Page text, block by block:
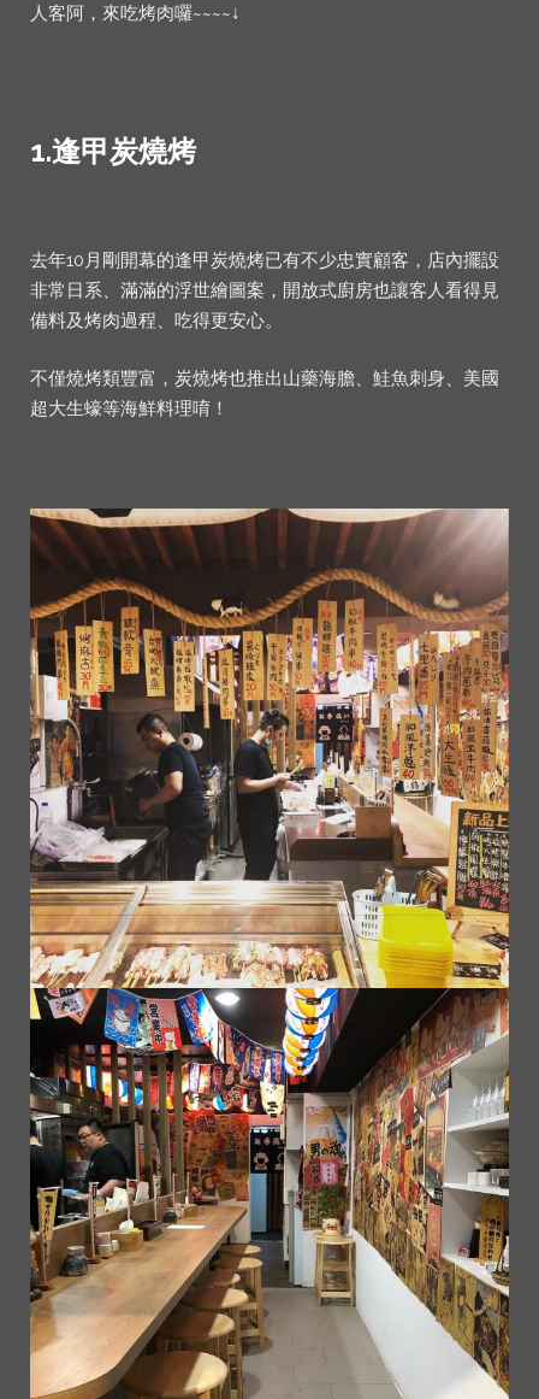
人客阿，來吃烤肉囉~~~~↓
1.逢甲炭燒烤
去年10月剛開幕的逢甲炭燒烤已有不少忠實顧客，店內擺設
非常日系、滿滿的浮世繪圖案，開放式廚房也讓客人看得見
備料及烤肉過程、吃得更安心。
不僅燒烤類豐富，炭燒烤也推出山藥海膽、鮭魚刺身、美國
超大生蠔等海鮮料理唷！